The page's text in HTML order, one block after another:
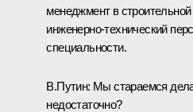
менеджмент в
инженерно-технический
специальности.
В.Путин: Мы стараемся
недостаточно?